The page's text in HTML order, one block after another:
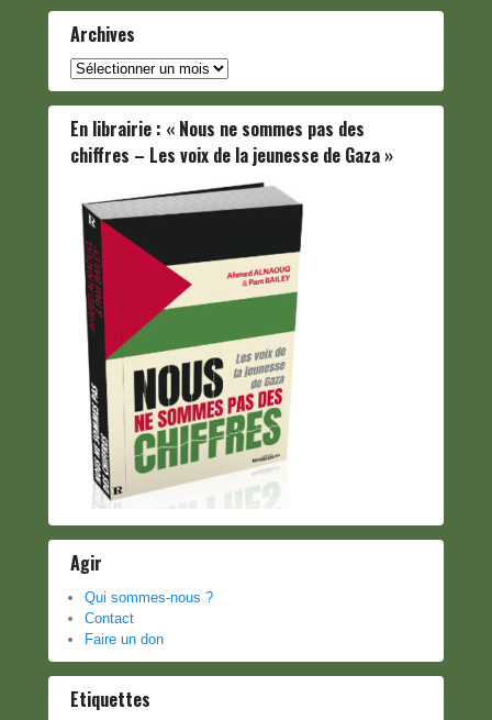
Archives
Archives
En librairie : « Nous ne sommes pas des
chiffres – Les voix de la jeunesse de Gaza »
Agir
Qui sommes-nous ?
Contact
Faire un don
Etiquettes